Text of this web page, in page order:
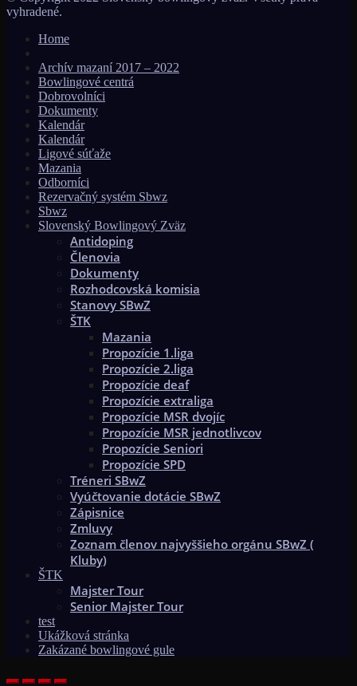
vyhradené.
Home
Archív mazaní 2017 – 2022
Bowlingové centrá
Dobrovolníci
Dokumenty
Kalendár
Kalendár
Ligové súťaže
Mazania
Odborníci
Rezervačný systém Sbwz
Sbwz
Slovenský Bowlingový Zväz
Antidoping
Členovia
Dokumenty
Rozhodcovská komisia
Stanovy SBwZ
ŠTK
Mazania
Propozície 1.liga
Propozície 2.liga
Propozície deaf
Propozície extraliga
Propozície MSR dvojíc
Propozície MSR jednotlivcov
Propozície Seniori
Propozície SPD
Tréneri SBwZ
Vyúčtovanie dotácie SBwZ
Zápisnice
Zmluvy
Zoznam členov najvyššieho orgánu SBwZ (
Kluby)
ŠTK
Majster Tour
Senior Majster Tour
test
Ukážková stránka
Zakázané bowlingové gule